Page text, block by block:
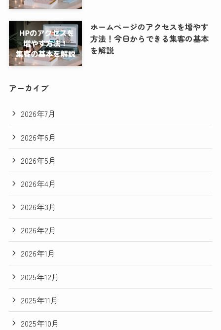
ホームページのアクセスを増やす
方法！今日からできる集客の基本
を解説
アーカイブ
2026年7月
2026年6月
2026年5月
2026年4月
2026年3月
2026年2月
2026年1月
2025年12月
2025年11月
2025年10月